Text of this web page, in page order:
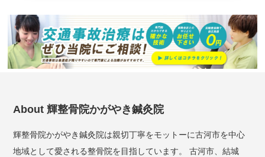
About 輝整骨院かがやき鍼灸院
輝整骨院かがやき鍼灸院は親切丁寧をモットーに古河市を中心
地域として愛される整骨院を目指しています。 古河市、結城